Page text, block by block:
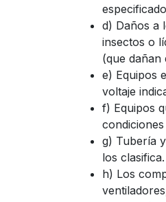
d) Daños a
insectos o
(que dañan
e) Equipos
voltaje
f) Equipos
g) Tubería
los clasifica.
h) Los